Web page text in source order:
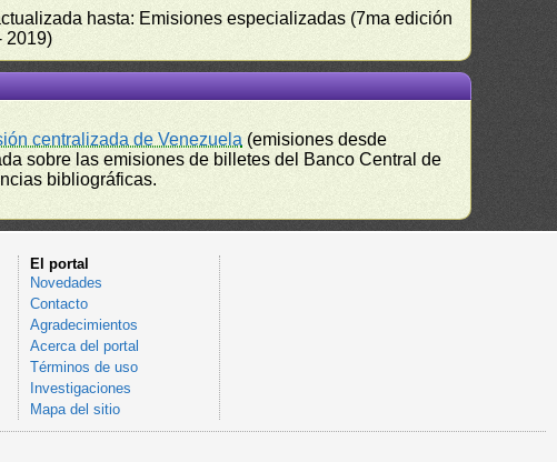
hasta: Emisiones especializadas (7ma edición
2019)
centralizada de Venezuela (emisiones desde
sobre las emisiones de billetes del Banco Central de
bibliográficas.
El portal
Novedades
Contacto
Agradecimientos
Acerca del portal
Términos de uso
Investigaciones
Mapa del sitio